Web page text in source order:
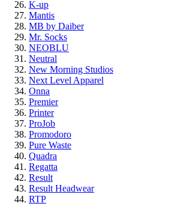
K-up
Mantis
MB by Daiber
Mr. Socks
NEOBLU
Neutral
New Morning Studios
Next Level Apparel
Onna
Premier
Printer
ProJob
Promodoro
Pure Waste
Quadra
Regatta
Result
Result Headwear
RTP